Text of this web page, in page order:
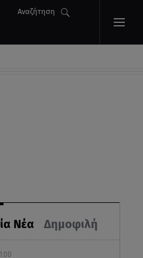
Αναζήτηση
Νέα Δημοφιλή